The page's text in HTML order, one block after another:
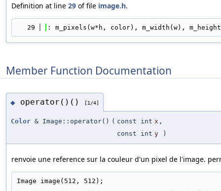
Definition at line 29 of file image.h.
   29
: m_pixels(w*h, color), m_width(w),
Member Function Documentation
◆ operator()() [1/4]
Color & Image::operator() ( const int x ,
const int y )
renvoie une reference sur la couleur d'un pixel de l'image.
Image image(512, 512);